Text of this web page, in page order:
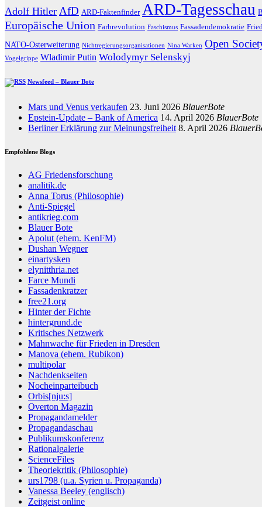
Adolf Hitler AfD ARD-Faktenfinder ARD-Tagesschau
Europäische Union Farbrevolution Faschismus Fassadendemokratie
NATO-Osterweiterung Nichtregierungsorganisationen Nina Warken Open
Vogelgrippe Wladimir Putin Wolodymyr Selenskyj
Newsfeed – Blauer Bote
Mars und Venus verkaufen 23. Juni 2026 BlauerBote
Epstein-Update – Bank of America 14. April 2026 BlauerBote
Berliner Erklärung zur Meinungsfreiheit 8. April 2026
Empfohlene Blogs
AG Friedensforschung
analitik.de
Anna Torus (Philosophie)
Anti-Spiegel
antikrieg.com
Blauer Bote
Apolut (ehem. KenFM)
Dushan Wegner
einartysken
elynitthria.net
Farce Mundi
Fassadenkratzer
free21.org
Hinter der Fichte
hintergrund.de
Kritisches Netzwerk
Mahnwache für Frieden in Dresden
Manova (ehem. Rubikon)
multipolar
Nachdenkseiten
Nocheinparteibuch
Orbis[nju:s]
Overton Magazin
Propagandamelder
Propagandaschau
Publikumskonferenz
Rationalgalerie
ScienceFiles
Theoriekritik (Philosophie)
urs1798 (u.a. Syrien u. Propaganda)
Vanessa Beeley (englisch)
Zeitgeist online